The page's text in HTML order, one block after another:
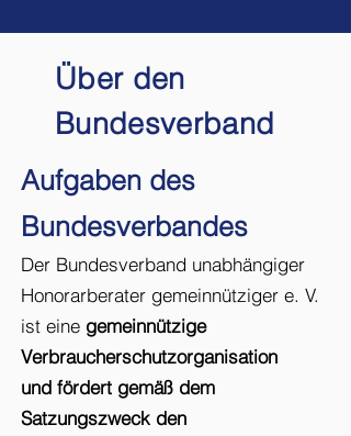
Überden
Bundesverband
Aufgaben des
Bundesverbandes
Der Bundesverband unabhängiger
Honorarberater gemeinnütziger e. V.
ist eine gemeinnützige
Verbraucherschutzorganisation
und fördert gemäß dem
Satzungszweck den